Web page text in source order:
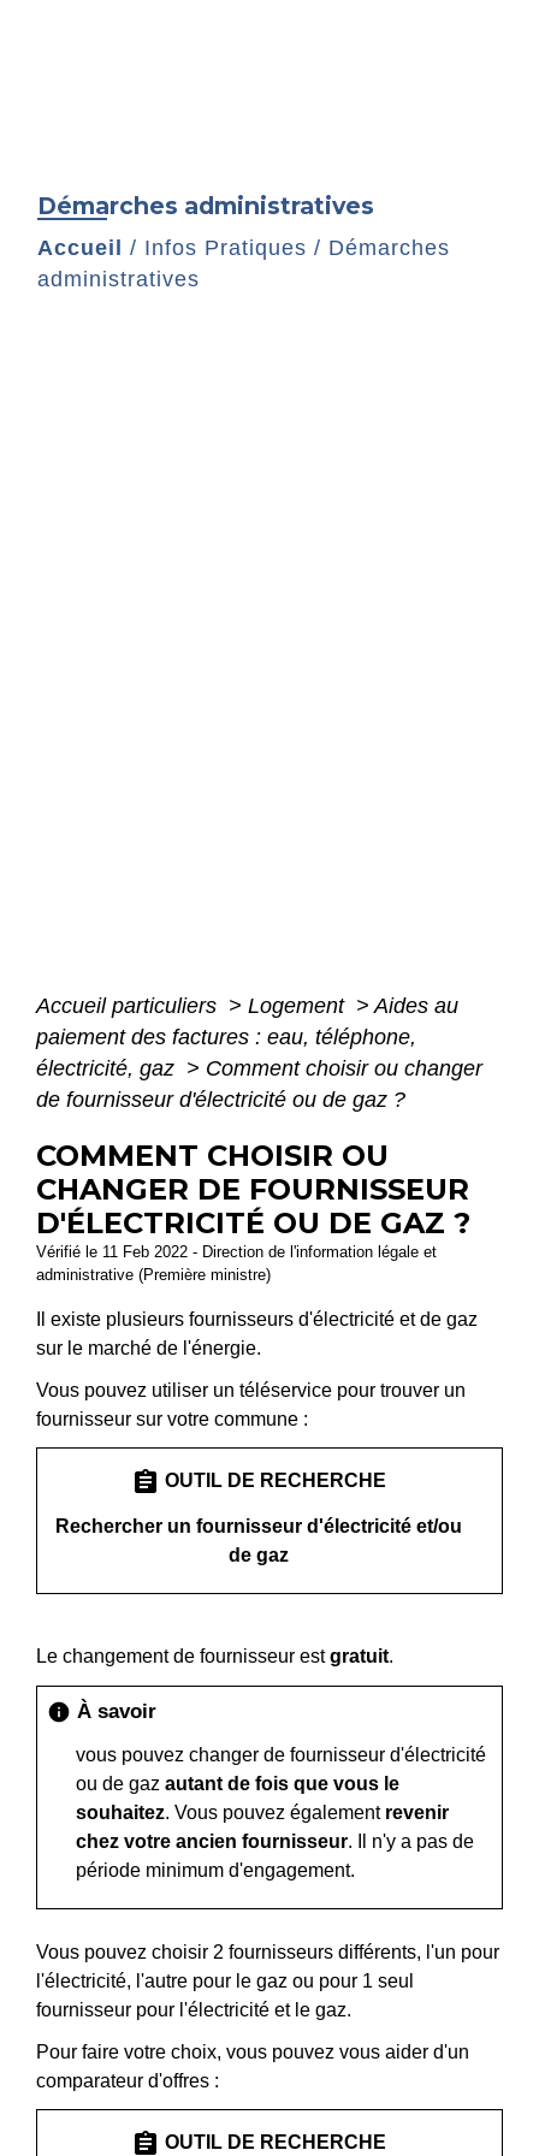
Démarches administratives
Accueil / Infos Pratiques / Démarches
administratives
Accueil particuliers > Logement > Aides au
paiement des factures : eau, téléphone,
électricité, gaz > Comment choisir ou changer
de fournisseur d'électricité ou de gaz ?
COMMENT CHOISIR OU
CHANGER DE FOURNISSEUR
D'ÉLECTRICITÉ OU DE GAZ ?
Vérifié le 11 Feb 2022 - Direction de l'information légale et
administrative (Première ministre)
Il existe plusieurs fournisseurs d'électricité et de gaz
sur le marché de l'énergie.
Vous pouvez utiliser un téléservice pour trouver un
fournisseur sur votre commune :
assignment OUTIL DE RECHERCHE
Rechercher un fournisseur d'électricité et/ou
de gaz
Le changement de fournisseur estgratuit.
info À savoir
vous pouvez changer de fournisseur d'électricité
ou de gaz autant de fois que vous le
souhaitez. Vous pouvez également revenir
chez votre ancien fournisseur. Il n'y a pas de
période minimum d'engagement.
Vous pouvez choisir 2 fournisseurs différents, l'un pour
l'électricité, l'autre pour le gaz ou pour 1 seul
fournisseur pour l'électricité et le gaz.
Pour faire votre choix, vous pouvez vous aider d'un
comparateur d'offres :
assignment OUTIL DE RECHERCHE